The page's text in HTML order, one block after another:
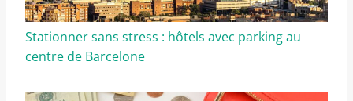
Stationner sans stress : hôtels avec parking au
centre de Barcelone